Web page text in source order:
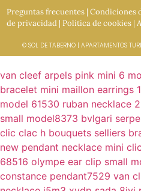
Preguntas frecuentes| Condiciones
de privacidad | Política de cookies |
© SOL DE TABERNO | APARTAMENTOS
van cleef arpels pink mini 6
bracelet mini maillon earrings
model 61530 ruban necklace
small model8373 bvlgari
clic clac h bouquets selliers
new pendant necklace mini
68516 olympe ear clip small
constance pendant7529 van